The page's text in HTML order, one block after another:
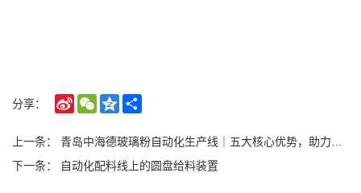
分享：
Sina
Weibo
WeChatQzone
上一条： 青岛中海德玻璃粉自动化生产线｜五大核心优势，助力企业提质降本
下一条：
自动化配料线上的圆盘给料装置